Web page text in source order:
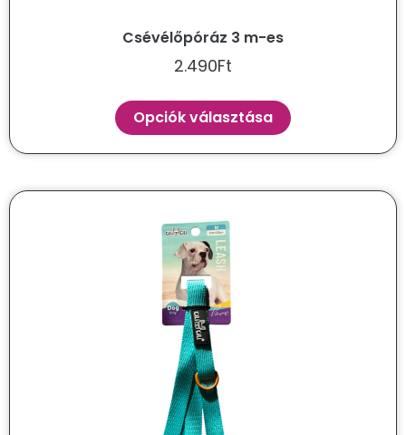
Csévélőpóráz 3 m-es
2.490Ft
Opciók választása